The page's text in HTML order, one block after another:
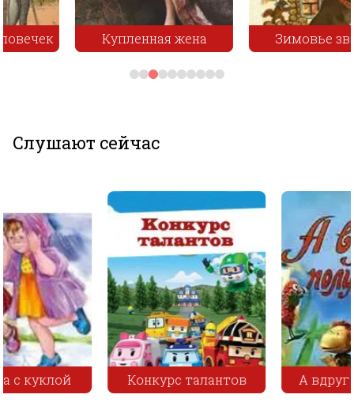
Купленная жена Зимовье зверей
Слушают сейчас
Конкурс талантов А вдруг получится